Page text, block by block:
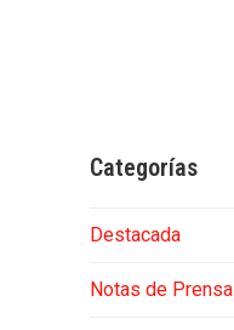
Categorías
Destacada
Notas de Prensa